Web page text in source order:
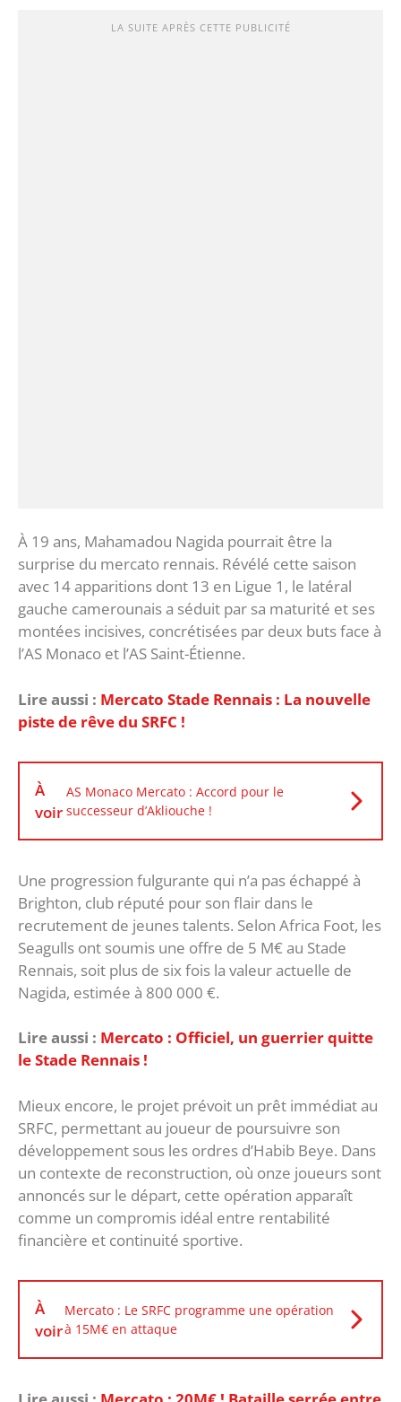
LA SUITE APRÈS CETTE PUBLICITÉ
À 19 ans, Mahamadou Nagida pourrait être la
surprise du mercato rennais. Révélé cette saison
avec 14 apparitions dont 13 en Ligue 1, le latéral
gauche camerounais a séduit par sa maturité et ses
montées incisives, concrétisées par deux buts face à
l’AS Monaco et l’AS Saint-Étienne.
Lire aussi : Mercato Stade Rennais : La nouvelle
piste de rêve du SRFC !
À
voir
AS Monaco Mercato : Accord pour le
successeur d’Akliouche !
Une progression fulgurante qui n’a pas échappé à
Brighton, club réputé pour son flair dans le
recrutement de jeunes talents. Selon Africa Foot, les
Seagulls ont soumis une offre de 5 M€ au Stade
Rennais, soit plus de six fois la valeur actuelle de
Nagida, estimée à 800 000 €.
Lire aussi : Mercato : Officiel, un guerrier quitte
le Stade Rennais !
Mieux encore, le projet prévoit un prêt immédiat au
SRFC, permettant au joueur de poursuivre son
développement sous les ordres d’Habib Beye. Dans
un contexte de reconstruction, où onze joueurs sont
annoncés sur le départ, cette opération apparaît
comme un compromis idéal entre rentabilité
financière et continuité sportive.
À
voir
Mercato : Le SRFC programme une opération
à 15M€ en attaque